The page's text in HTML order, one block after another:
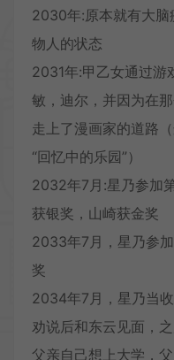
2030年:原本就有大脑
物人的状态
2031年:甲乙女通过游
敏，迪尔，并因为在
走上了漫画家的道路
“回忆中的乐园”）
2032年7月:星乃参加
获银奖，山崎获金奖
2033年7月，星乃参
奖
2034年7月，星乃当
劝说后和东云见面，
父亲自己想上大学，